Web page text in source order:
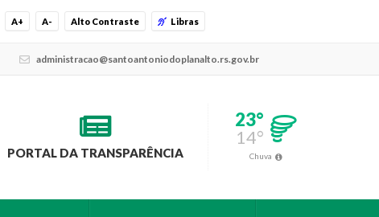
A+ A- Alto Contraste Libras
administracao@santoantoniodoplanalto.rs.gov.br
PORTAL DA TRANSPARÊNCIA
23°
14°
Chuva